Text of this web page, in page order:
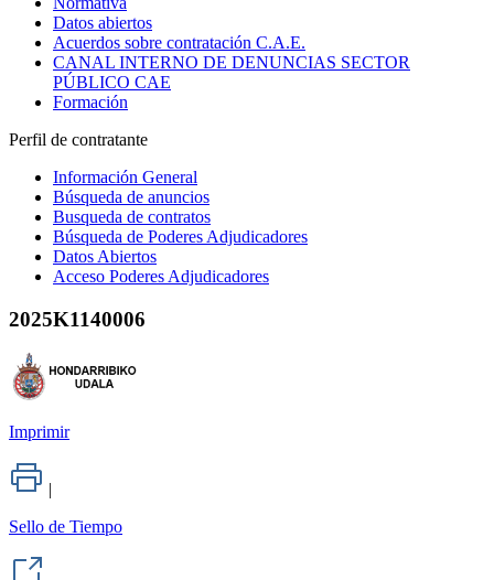
Datos abiertos
Acuerdos sobre contratación C.A.E.
CANAL INTERNO DE DENUNCIAS SECTOR
PÚBLICO CAE
Formación
Perfil de contratante
Información General
Búsqueda de anuncios
Busqueda de contratos
Búsqueda de Poderes Adjudicadores
Datos Abiertos
Acceso Poderes Adjudicadores
2025K1140006
Imprimir
|
Sello de Tiempo